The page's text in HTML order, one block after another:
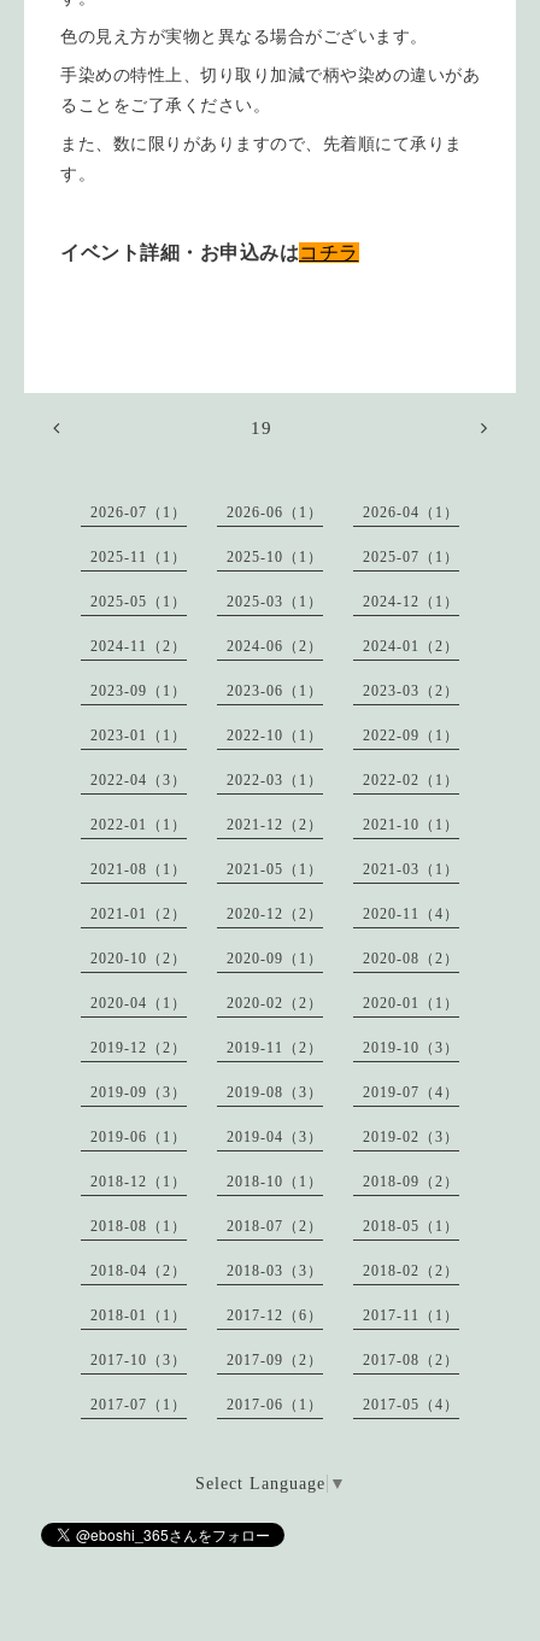
色の見え方が実物と異なる場合がございます。
手染めの特性上、切り取り加減で柄や染めの違いがあ
ることをご了承ください。
また、数に限りがありますので、先着順にて承りま
す。
イベント詳細・お申込みはコチラ
19
2026-07（1） 2026-06（1） 2026-04（1）
2025-11（1） 2025-10（1） 2025-07（1）
2025-05（1） 2025-03（1） 2024-12（1）
2024-11（2） 2024-06（2） 2024-01（2）
2023-09（1） 2023-06（1） 2023-03（2）
2023-01（1） 2022-10（1） 2022-09（1）
2022-04（3） 2022-03（1） 2022-02（1）
2022-01（1） 2021-12（2） 2021-10（1）
2021-08（1） 2021-05（1） 2021-03（1）
2021-01（2） 2020-12（2） 2020-11（4）
2020-10（2） 2020-09（1） 2020-08（2）
2020-04（1） 2020-02（2） 2020-01（1）
2019-12（2） 2019-11（2） 2019-10（3）
2019-09（3） 2019-08（3） 2019-07（4）
2019-06（1） 2019-04（3） 2019-02（3）
2018-12（1） 2018-10（1） 2018-09（2）
2018-08（1） 2018-07（2） 2018-05（1）
2018-04（2） 2018-03（3） 2018-02（2）
2018-01（1） 2017-12（6） 2017-11（1）
2017-10（3） 2017-09（2） 2017-08（2）
2017-07（1） 2017-06（1） 2017-05（4）
Select Language ▼